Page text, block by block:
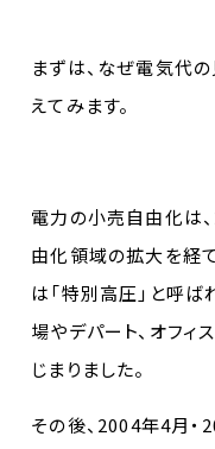
まずは、なぜ電気代
えてみます。
電力の小売自由化は
由化領域の拡大を経
は「特別高圧」と呼
場やデパート、オフ
じまりました。
その後、2004年4月